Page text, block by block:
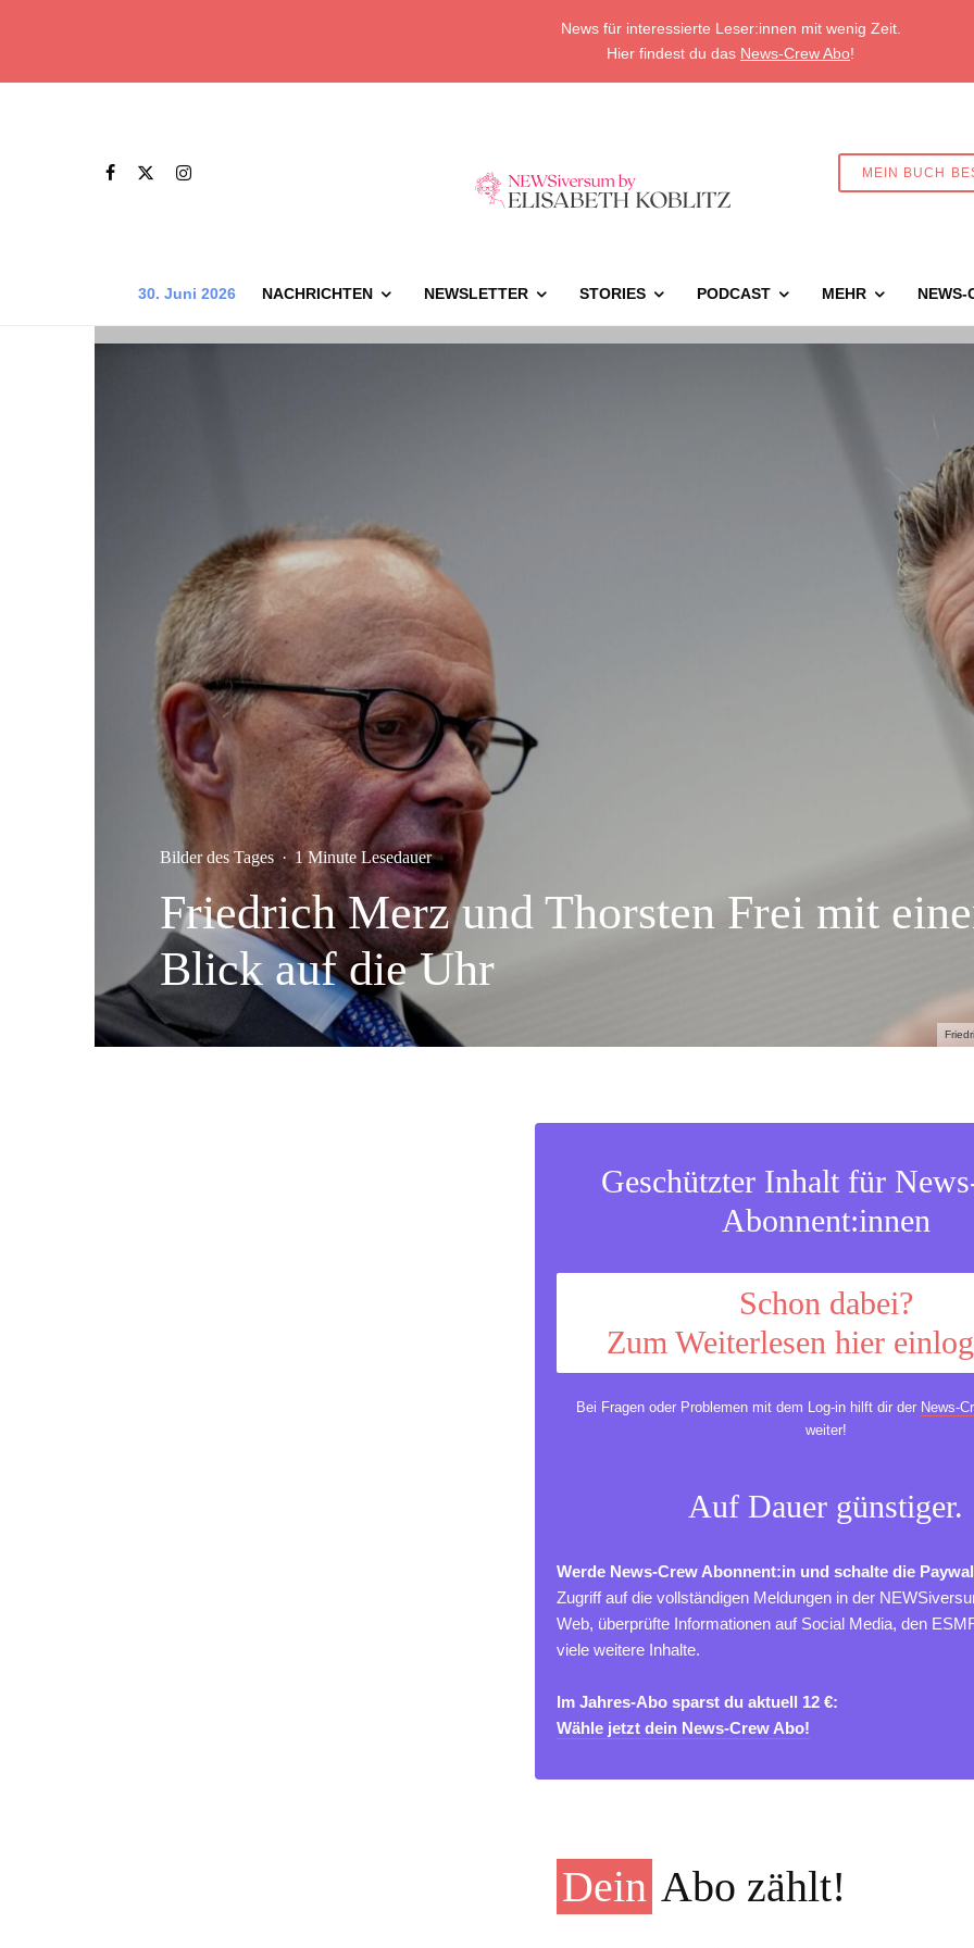
News für interessierte Leser:innen mit wenig Zeit.
Hier findest du das News-Crew Abo!
MEIN BUCH
30. Juni 2026 NACHRICHTEN NEWSLETTER STORIES PODCAST MEHR NEWS-
Bilder des Tages · 1 Minute Lesedauer
Friedrich Merz und Thorsten Frei mit
Blick auf die Uhr
Geschützter Inhalt für
Abonnent:innen
Schon dabei?
Zum Weiterlesen hier
Bei Fragen oder Problemen mit dem Log-in hilft dir der News-
weiter!
Auf Dauer günstiger.
Werde News-Crew Abonnent:in und schalte die
Zugriff auf die vollständigen Meldungen in der
Web, überprüfte Informationen auf Social Media, den
viele weitere Inhalte.
Im Jahres-Abo sparst du aktuell 12 €:
Wähle jetzt dein News-Crew Abo!
Dein Abo zählt!